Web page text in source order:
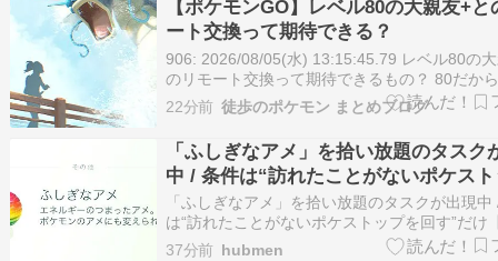
【ポケモンGO】レベル80の大親友+と
ート交換って期待できる？
906: 2026/08/05(水) 13:15:45.79 レベル80の
のリモート交換って期待できるもの？ 80だか
ケモン余ってるのか、逆に交換しすぎていいも
なかったりするのか そもそも期待することが
るのか 909: 2026/08/05(水)…
22分前 徒歩のポケモン まとめブログ
「ふしぎなアメ」を拾い放題のタスク
中 / 条件は“訪れたことがないポケス
回す”だけ【ポケモンGO】
「ふしぎなアメ」を拾い放題のタスクが出現中
は“訪れたことがないポケストップを回す”だけ
ンGO】 - ガジェット通信 続きを読む
37分前 hubmen